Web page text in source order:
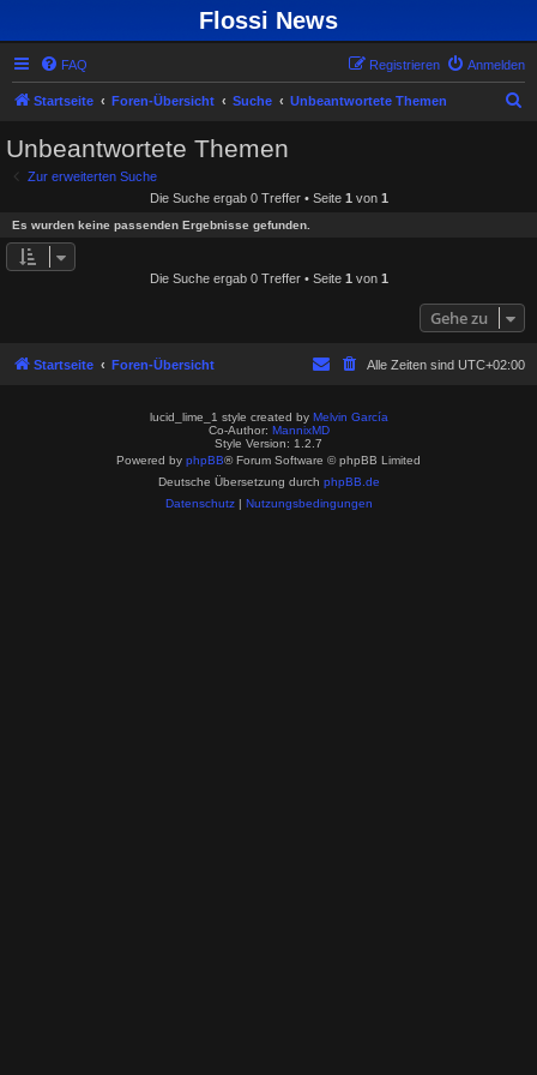
Flossi News
FAQ Anmelden
Registrieren
Startseite Foren-Übersicht Suche Unbeantwortete Themen
Unbeantwortete Themen
Zur erweiterten Suche
Die Suche ergab 0 Treffer • Seite 1 von 1
Es wurden keine passenden Ergebnisse gefunden.
Die Suche ergab 0 Treffer • Seite 1 von 1
Gehe zu
Startseite Foren-Übersicht Alle Zeiten sind UTC+02:00
lucid_lime_1 style created by Melvin García
Co-Author: MannixMD
Style Version: 1.2.7
Powered by phpBB® Forum Software © phpBB Limited
Deutsche Übersetzung durch phpBB.de
Datenschutz| Nutzungsbedingungen